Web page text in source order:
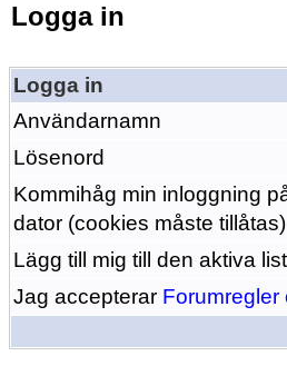
Logga in
Logga in
Användarnamn
Lösenord
Kommihåg min inloggning
dator (cookies måste tillåtas)
Lägg till mig till den aktiva
Jag accepterar Forumregler